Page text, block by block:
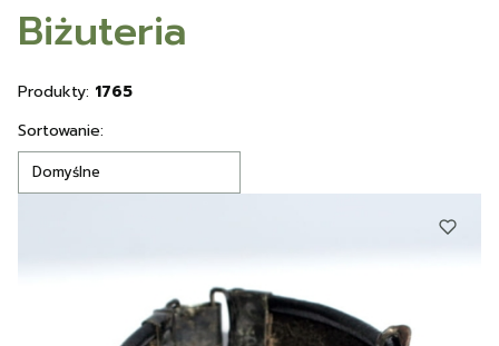
Biżuteria
Produkty: 1765
Lista produktów
Sortowanie:
Domyślne